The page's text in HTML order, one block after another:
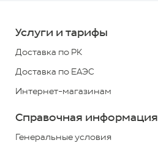
*
+7
(727)
313
2779
*звонок
Услуги и тарифы
Доставка по РК
Доставка по ЕАЭС
Интернет-магазинам
Справочная информация
Генеральные условия